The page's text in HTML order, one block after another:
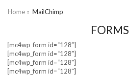
Home MailChimp
FORMS
[mc4wp_form id=“128″]
[mc4wp_form id=“128″]
[mc4wp_form id=“128″]
[mc4wp_form id=“128″]